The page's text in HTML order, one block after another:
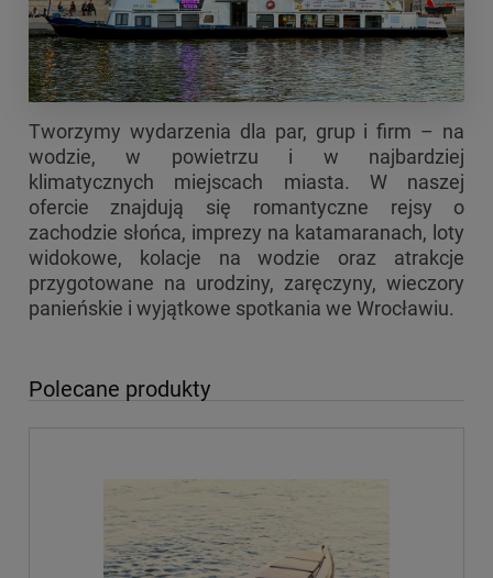
Tworzymy wydarzenia dla par, grup i firm – na
wodzie, w powietrzu i w najbardziej
klimatycznych miejscach miasta. W naszej
ofercie znajdują się romantyczne rejsy o
zachodzie słońca, imprezy na katamaranach, loty
widokowe, kolacje na wodzie oraz atrakcje
przygotowane na urodziny, zaręczyny, wieczory
panieńskie i wyjątkowe spotkania we Wrocławiu.
Polecane produkty